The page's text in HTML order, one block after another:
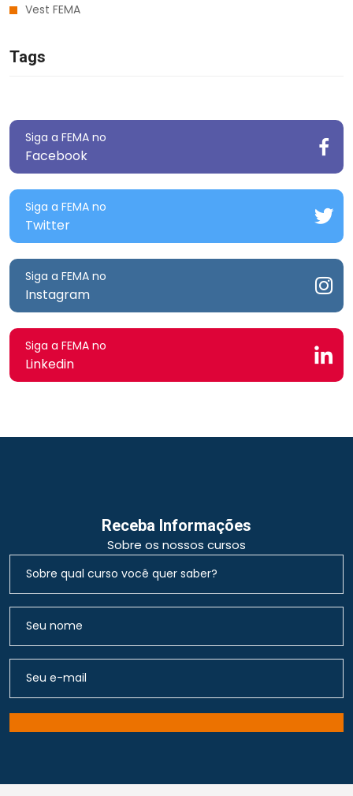
Vest FEMA
Tags
Siga a FEMA no
Facebook
Siga a FEMA no
Twitter
Siga a FEMA no
Instagram
Siga a FEMA no
Linkedin
Receba Informações
Sobre os nossos cursos